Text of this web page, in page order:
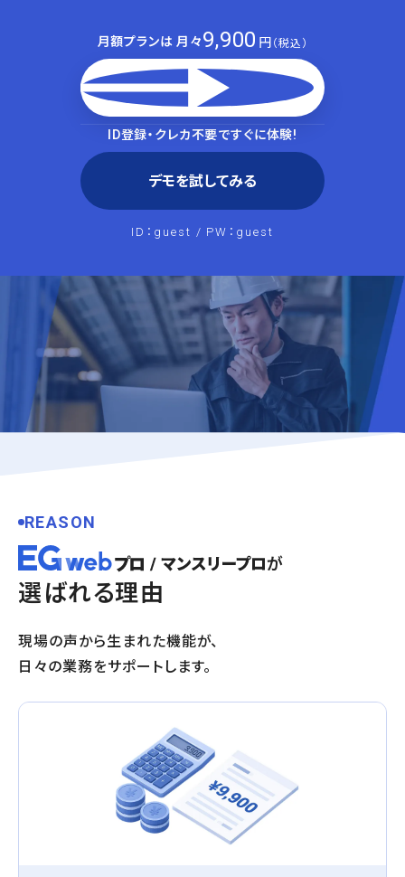
月額プランは 月々9,900 円 （税込）
ご利用プランを見る
ID登録・クレカ不要ですぐに体験!
デモを試してみる
ID：guest / PW：guest
REASON
が
選ばれる理由
現場の声から生まれた機能が、
日々の業務をサポートします。